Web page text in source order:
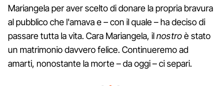
Mariangela per aver scelto di donare la propria bravura
al pubblico che l'amava e – con il quale – ha deciso di
passare tutta la vita. Cara Mariangela, ilnostroè stato
un matrimonio davvero felice. Continueremo ad
amarti, nonostante la morte – da oggi – ci separi.